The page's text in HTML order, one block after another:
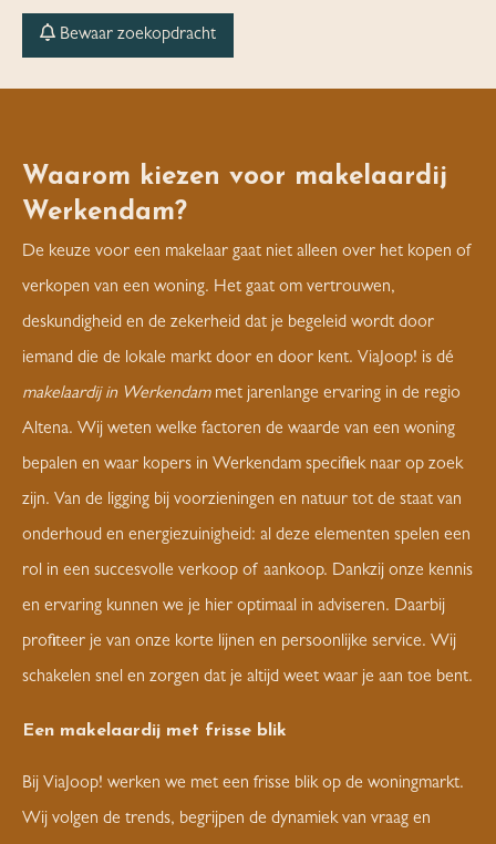
Bewaar zoekopdracht
Waarom kiezen voor makelaardij
Werkendam?
De keuze voor een makelaar gaat niet alleen over het kopen of
verkopen van een woning. Het gaat om vertrouwen,
deskundigheid en de zekerheid dat je begeleid wordt door
iemand die de lokale markt door en door kent. ViaJoop! is dé
makelaardij in Werkendammet jarenlange ervaring in de regio
Altena. Wij weten welke factoren de waarde van een woning
bepalen en waar kopers in Werkendam specifiek naar op zoek
zijn. Van de ligging bij voorzieningen en natuur tot de staat van
onderhoud en energiezuinigheid: al deze elementen spelen een
rol in een succesvolle verkoop of aankoop. Dankzij onze kennis
en ervaring kunnen we je hier optimaal in adviseren. Daarbij
profiteer je van onze korte lijnen en persoonlijke service. Wij
schakelen snel en zorgen dat je altijd weet waar je aan toe bent.
Een makelaardij met frisse blik
Bij ViaJoop! werken we met een frisse blik op de woningmarkt.
Wij volgen de trends, begrijpen de dynamiek van vraag en